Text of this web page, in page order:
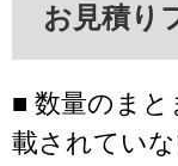
お見積り
■ 数量のま
載されてい